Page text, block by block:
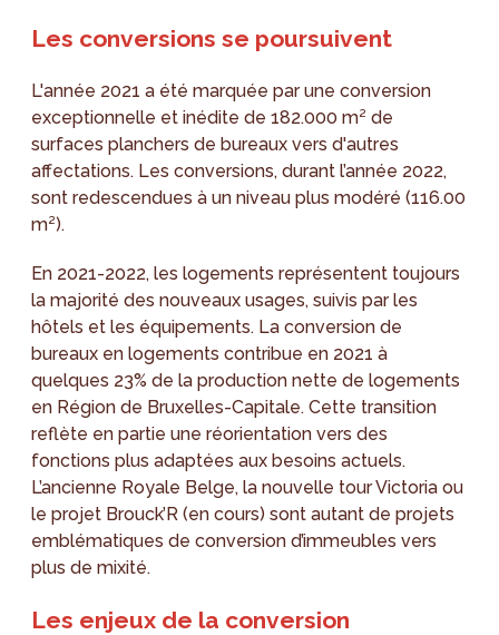
Les conversions se poursuivent
L'année 2021 a été marquée par une conversion
exceptionnelle et inédite de 182.000 m² de
surfaces planchers de bureaux vers d'autres
affectations. Les conversions, durant l’année 2022,
sont redescendues à un niveau plus modéré (116.00
m²).
En 2021-2022, les logements représentent toujours
la majorité des nouveaux usages, suivis par les
hôtels et les équipements. La conversion de
bureaux en logements contribue en 2021 à
quelques 23% de la production nette de logements
en Région de Bruxelles-Capitale. Cette transition
reflète en partie une réorientation vers des
fonctions plus adaptées aux besoins actuels.
L’ancienne Royale Belge, la nouvelle tour Victoria ou
le projet Brouck’R (en cours) sont autant de projets
emblématiques de conversion d’immeubles vers
plus de mixité.
Les enjeux de la conversion